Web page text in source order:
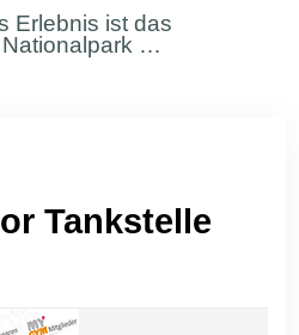
Erlebnis ist das
Nationalpark …
Tankstelle